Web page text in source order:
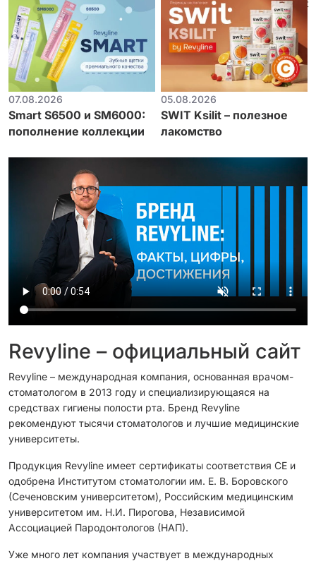
07.08.2026
Smart S6500 и SM6000:
пополнение коллекции
05.08.2026
SWIT Ksilit – полезное
лакомство
Revyline – официальный сайт
Revyline – международная компания, основанная врачом-
стоматологом в 2013 году и специализирующаяся на
средствах гигиены полости рта. Бренд Revyline
рекомендуют тысячи стоматологов и лучшие медицинские
университеты.
Продукция Revyline имеет сертификаты соответствия CЕ и
одобрена Институтом стоматологии им. Е. В. Боровского
(Сеченовским университетом), Российским медицинским
университетом им. Н.И. Пирогова, Независимой
Ассоциацией Пародонтологов (НАП).
Уже много лет компания участвует в международных